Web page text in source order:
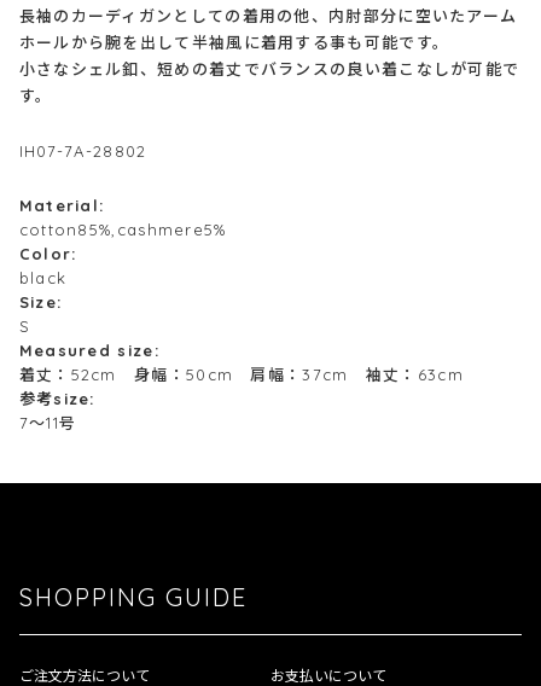
長袖のカーディガンとしての着用の他、内肘部分に空いたアーム
ホールから腕を出して半袖風に着用する事も可能です。
小さなシェル釦、短めの着丈でバランスの良い着こなしが可能で
す。
IH07-7A-28802
Material:
cotton85%,cashmere5%
Color:
black
Size:
S
Measured size:
着丈：52cm 身幅：50cm 肩幅：37cm 袖丈：63cm
参考size:
7～11号
SHOPPING GUIDE
ご注文方法について お支払いについて